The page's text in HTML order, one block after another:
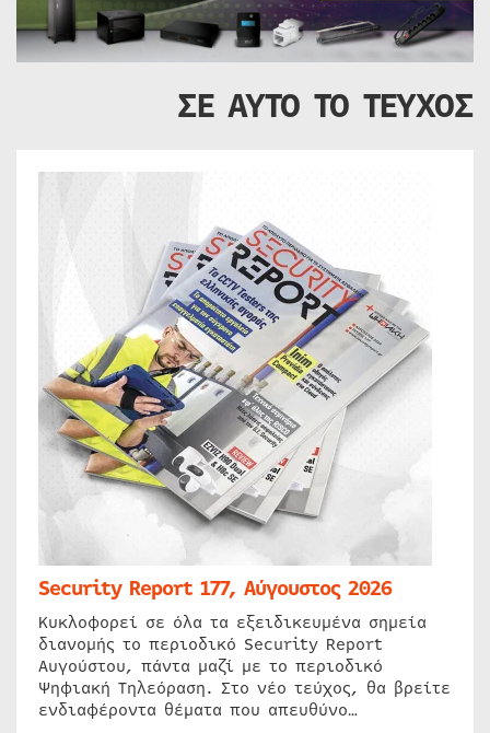
ΣΕ ΑΥΤΟ ΤΟ ΤΕΥΧΟΣ
Security Report 177, Αύγουστος 2026
Κυκλοφορεί σε όλα τα εξειδικευμένα σημεία
διανομής το περιοδικό Security Report
Αυγούστου, πάντα μαζί με το περιοδικό
Ψηφιακή Τηλεόραση. Στο νέο τεύχος, θα βρείτε
ενδιαφέροντα θέματα που απευθύνο…